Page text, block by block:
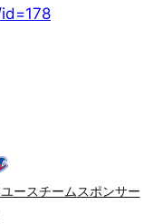
ユースチームスポンサー